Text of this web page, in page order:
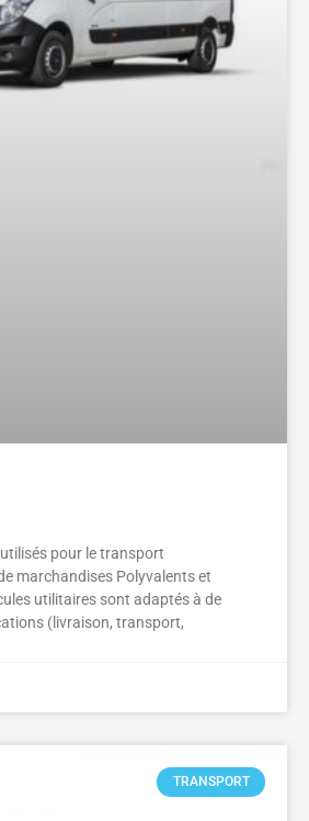
pour le transport
marchandises Polyvalents et
utilitaires sont adaptés à de
(livraison, transport,
TRANSPORT